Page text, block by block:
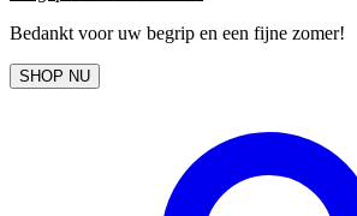
Bedankt voor uw begrip en een fijne zomer!
SHOP NU